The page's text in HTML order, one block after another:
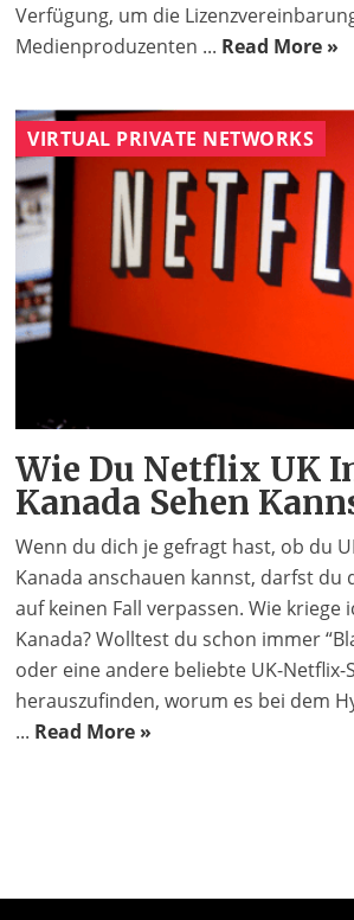
Verfügung, um die
Medienproduzenten ... Read More »
VIRTUAL PRIVATE NETWORKS
Wie Du Netflix UK
Kanada Sehen
Wenn du dich je gefragt hast, ob du
Kanada anschauen kannst, darfst du
auf keinen Fall verpassen. Wie kriege
Kanada? Wolltest du schon immer
oder eine andere beliebte UK-Netflix-
herauszufinden, worum es bei dem
... Read More »